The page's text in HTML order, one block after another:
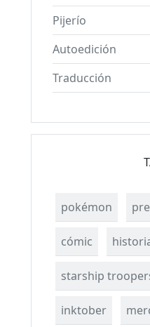
Pijerío
Autoedición
Traducción
pokémon
cómic
starship
inktober